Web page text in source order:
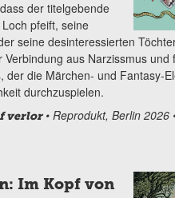
der titelgebende
pfeift, seine
seine desinteressierten
aus Narzissmus und
die Märchen- und Fantasy-
durchzuspielen.
verlor• Reprodukt, Berlin 2026
Im Kopf von